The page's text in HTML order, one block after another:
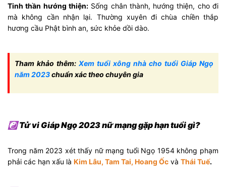
Tinh thần hướng thiện:Sống chân thành, hướng thiện, cho đi
mà không cần nhận lại. Thường xuyên đi chùa chiền thắp
hương cầu Phật bình an, sức khỏe dồi dào.
Tham khảo thêm: Xem tuổi xông nhà cho tuổi Giáp Ngọ
năm 2023chuẩn xác theo chuyên gia
☯ Tử vi Giáp Ngọ 2023 nữ mạng gặp hạn tuổi gì?
Trong năm 2023 xét thấy nữ mạng tuổi Ngọ 1954 không phạm
phải các hạn xấu là Kim Lâu, Tam Tai, Hoang Ốc và Thái Tuế.